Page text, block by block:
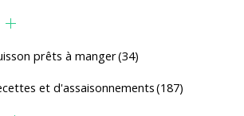
prêts à manger(34)
et d'assaisonnements(187)